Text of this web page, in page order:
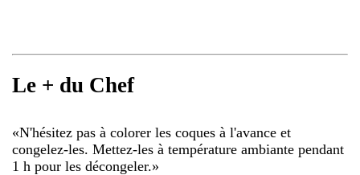
Le + du Chef
«N'hésitez pas à colorer les coques à l'avance et
congelez-les. Mettez-les à température ambiante pendant
1 h pour les décongeler.»